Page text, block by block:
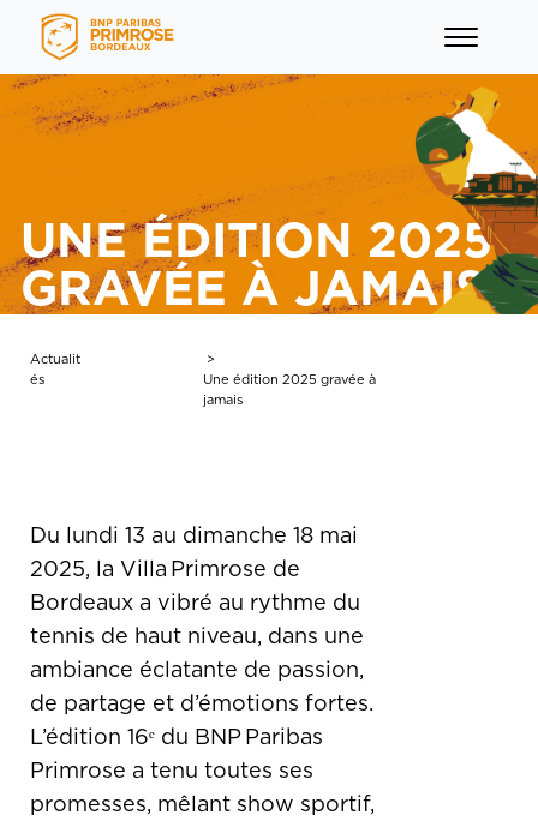
UNE ÉDITION 2025
GRAVÉE À JAMAIS
Actualit
és
>
Une édition 2025 gravée à
jamais
Du lundi 13 au dimanche 18 mai
2025, la Villa Primrose de
Bordeaux a vibré au rythme du
tennis de haut niveau, dans une
ambiance éclatante de passion,
de partage et d’émotions fortes.
L’édition 16ᵉ du BNP Paribas
Primrose a tenu toutes ses
promesses, mêlant show sportif,